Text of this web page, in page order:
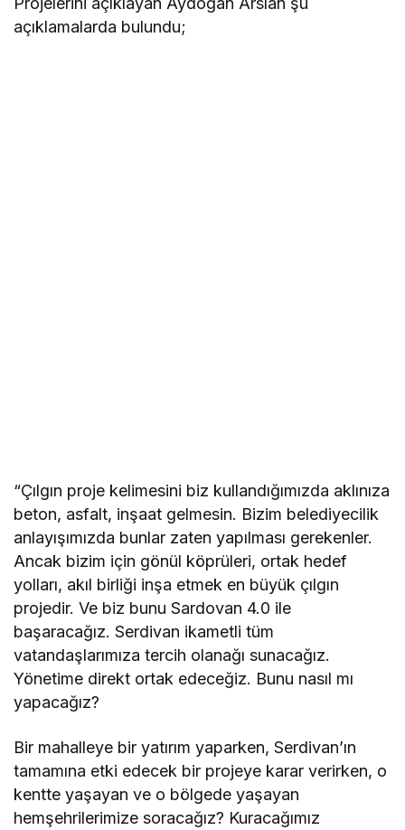
açıklamalarda bulundu;
“Çılgın proje kelimesini biz kullandığımızda aklınıza
beton, asfalt, inşaat gelmesin. Bizim belediyecilik
anlayışımızda bunlar zaten yapılması gerekenler.
Ancak bizim için gönül köprüleri, ortak hedef
yolları, akıl birliği inşa etmek en büyük çılgın
projedir. Ve biz bunu Sardovan 4.0 ile
başaracağız. Serdivan ikametli tüm
vatandaşlarımıza tercih olanağı sunacağız.
Yönetime direkt ortak edeceğiz. Bunu nasıl mı
yapacağız?
Bir mahalleye bir yatırım yaparken, Serdivan’ın
tamamına etki edecek bir projeye karar verirken, o
kentte yaşayan ve o bölgede yaşayan
hemşehrilerimize soracağız? Kuracağımız